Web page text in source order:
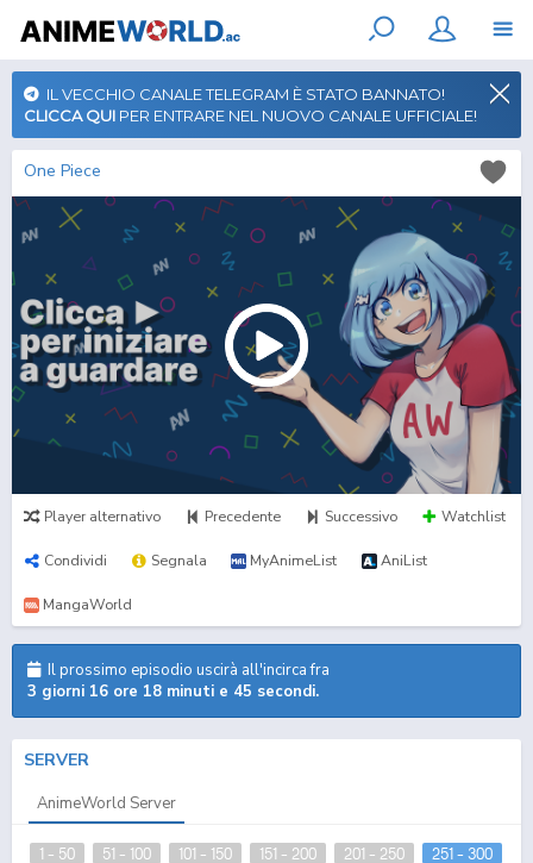
IL VECCHIO CANALE TELEGRAM È STATO BANNATO!
CLICCA QUI PER ENTRARE NEL NUOVO CANALE UFFICIALE!
One Piece
Player alternativo Precedente Successivo Watchlist
Condividi Segnala MyAnimeList AniList
MangaWorld
Il prossimo episodio uscirà all'incirca fra
3 giorni 16 ore 18 minuti e 44 secondi.
SERVER
AnimeWorld Server
1 - 50 51 - 100 101 - 150 151 - 200 201 - 250
251 - 300